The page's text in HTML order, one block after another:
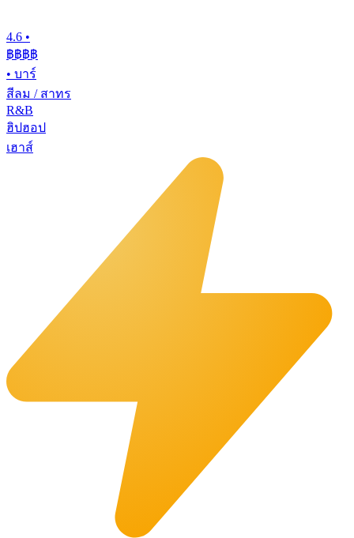
4.6 •
฿฿฿฿
• บาร์
สีลม / สาทร
R&B
ฮิปฮอป
เฮาส์